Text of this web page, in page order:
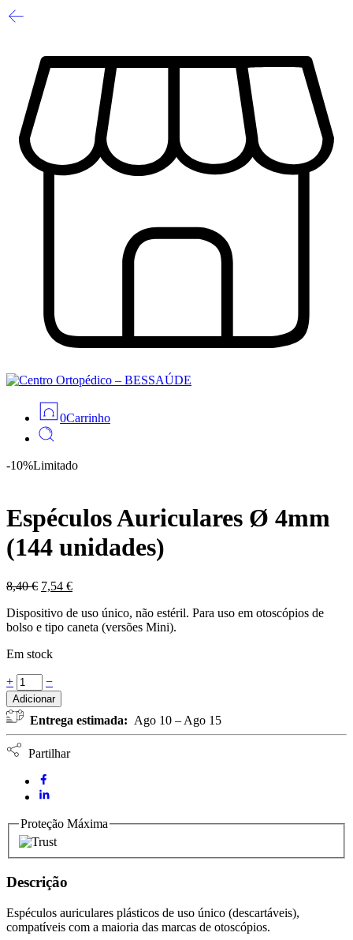
0Carrinho
-10%Limitado
Espéculos Auriculares Ø 4mm
(144 unidades)
8,40€ O
original
era:
7,54 €O
atual
é:
Dispositivo de uso único, não estéril. Para uso em otoscópios de
bolso e tipo caneta (versões Mini).
Em stock
Espéculos
Auriculares
Ø
4mm
(144
unidades)
+ −
Adicionar
Entrega estimada: Ago 10 – Ago 15
Partilhar
Proteção Máxima
Descrição
Espéculos auriculares plásticos de uso único (descartáveis),
compatíveis com a maioria das marcas de otoscópios.